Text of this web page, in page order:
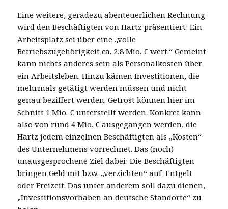
Eine weitere, geradezu abenteuerlichen Rechnung
wird den Beschäftigten von Hartz präsentiert: Ein
Arbeitsplatz sei über eine „volle
Betriebszugehörigkeit ca. 2,8 Mio. € wert.“ Gemeint
kann nichts anderes sein als Personalkosten über
ein Arbeitsleben. Hinzu kämen Investitionen, die
mehrmals getätigt werden müssen und nicht
genau beziffert werden. Getrost können hier im
Schnitt 1 Mio. € unterstellt werden. Konkret kann
also von rund 4 Mio. € ausgegangen werden, die
Hartz jedem einzelnen Beschäftigten als „Kosten“
des Unternehmens vorrechnet. Das (noch)
unausgesprochene Ziel dabei: Die Beschäftigten
bringen Geld mit bzw. „verzichten“ auf Entgelt
oder Freizeit. Das unter anderem soll dazu dienen,
„Investitionsvorhaben an deutsche Standorte“ zu